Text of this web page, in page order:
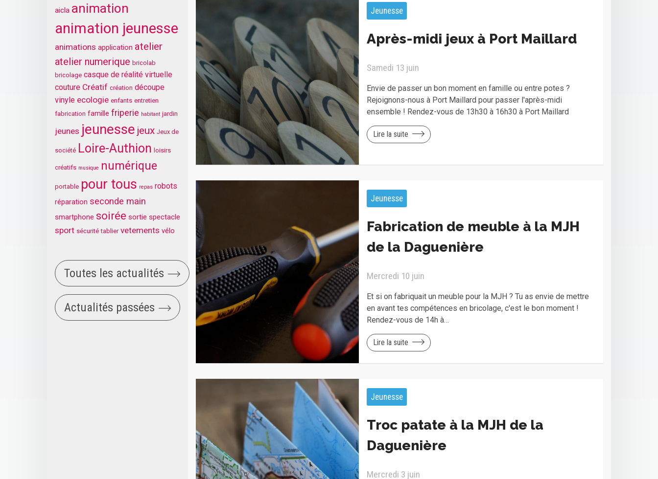
aicla animation
animation jeunesse
animations application atelier
atelier numerique bricolab
bricolage casque de réalité virtuelle
couture Créatif création découpe
vinyle ecologie enfants entretien
fabrication famille friperie habitant jardin
jeunes jeunesse jeux Jeux de
société Loire-Authion loisirs
créatifs musique numérique
portable pour tous repas robots
réparation seconde main
smartphone soirée sortie spectacle
sport sécurité tablier vetements vélo
Toutes les actualités
Actualités passées
Jeunesse
Après-midi jeux à Port Maillard
Samedi 13 juin
Envie de passer un bon moment en famille ou entre potes ?
Rejoignons-nous à Port Maillard pour passer l'après-midi
ensemble ! Rendez-vous de 13h30 à 16h30 à Port Maillard
Lire la suite
Jeunesse
Fabrication de meuble à la MJH
de la Daguenière
Mercredi 10 juin
Et si on fabriquait un meuble pour la MJH ? Tu as envie de mettre
en avant tes compétences en bricolage, c'est le bon moment !
Rendez-vous de 14h à…
Lire la suite
Jeunesse
Troc patate à la MJH de la
Daguenière
Mercredi 3 juin